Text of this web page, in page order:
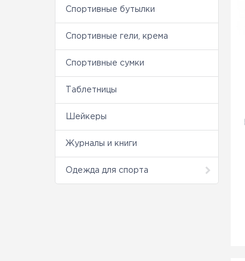
Спортивные бутылки
Спортивные гели, крема
Спортивные сумки
Таблетницы
Шейкеры
Журналы и книги
Одежда для спорта